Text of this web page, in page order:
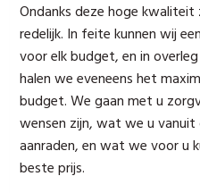
Ondanks deze hoge kwaliteit
redelijk. In feite kunnen wij
voor elk budget, en in
halen we eveneens het
budget. We gaan met u
wensen zijn, wat we u vanuit
aanraden, en wat we voor u
beste prijs.